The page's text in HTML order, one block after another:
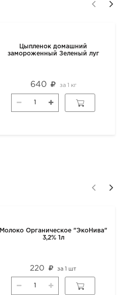
Цыпленок домашний
замороженный Зеленый луг
640 за 1 кг
Молоко Органическое "ЭкоНива"
3,2% 1л
220 за1 шт